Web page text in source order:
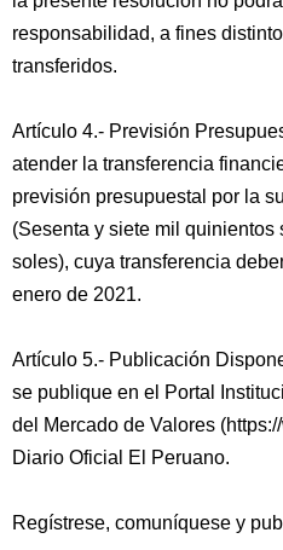
responsabilidad, a fines
transferidos.
Artículo 4.- Previsión
atender la transferencia
previsión presupuestal por la
(Sesenta y siete mil quinientos
soles), cuya transferencia
enero de 2021.
Artículo 5.- Publicación
se publique en el Portal
del Mercado de Valores
Diario Oficial El Peruano.
Regístrese, comuníquese y